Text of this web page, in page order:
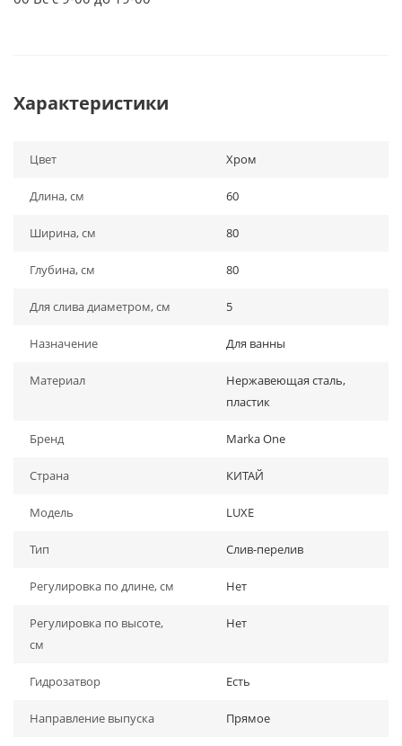
Характеристики
Цвет Хром
Длина, см 60
Ширина, см 80
Глубина, см 80
Для слива диаметром, см 5
Назначение Для ванны
Материал
Нержавеющая сталь,
пластик
Бренд Marka One
Страна КИТАЙ
Модель LUXE
Тип Слив-перелив
Регулировка по длине, см Нет
Регулировка по высоте,
см
Нет
Гидрозатвор Есть
Направление выпуска Прямое